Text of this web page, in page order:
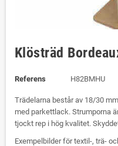
Klösträd
Referens H82BMHU
Trädelarna består av 18/30
med parkettlack. Strumporna
tjockt rep i hög kvalitet.
Exempelbilder för textil-, trä-